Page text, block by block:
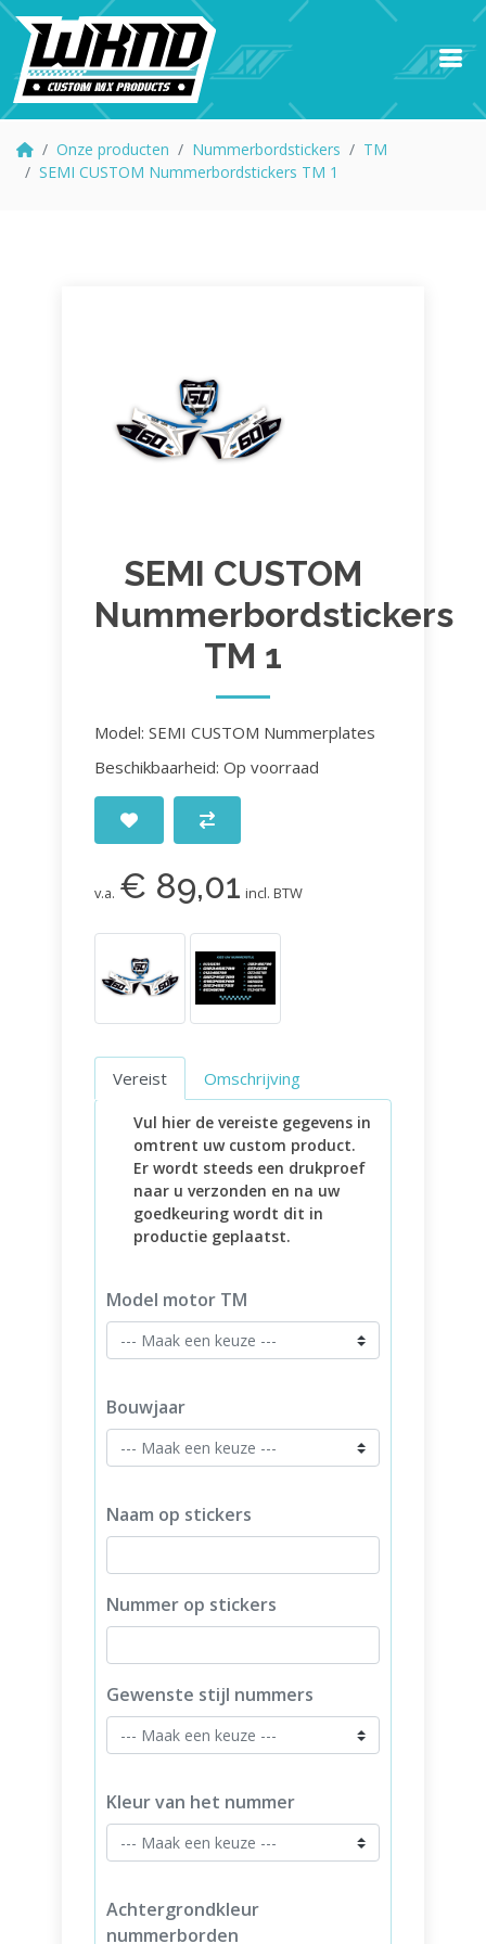
Onze producten Nummerbordstickers
TM
SEMI CUSTOM Nummerbordstickers TM 1
SEMI CUSTOM
Nummerbordstickers
TM 1
Model: SEMI CUSTOM Nummerplates
Beschikbaarheid: Op voorraad
v.a. € 89,01 incl. BTW
Vereist Omschrijving
Vul hier de vereiste gegevens in
omtrent uw custom product.
Er wordt steeds een drukproef
naar u verzonden en na uw
goedkeuring wordt dit in
productie geplaatst.
Model motor TM
Bouwjaar
Naam op stickers
Nummer op stickers
Gewenste stijl nummers
Kleur van het nummer
Achtergrondkleur
nummerborden